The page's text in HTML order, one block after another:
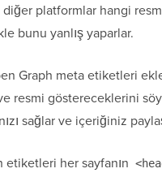
platformlar hangi
bunu yanlış yaparlar.
Graph meta etiketleri
ve resmi göstereceklerini
sağlar ve içeriğiniz
etiketleri her sayfanın